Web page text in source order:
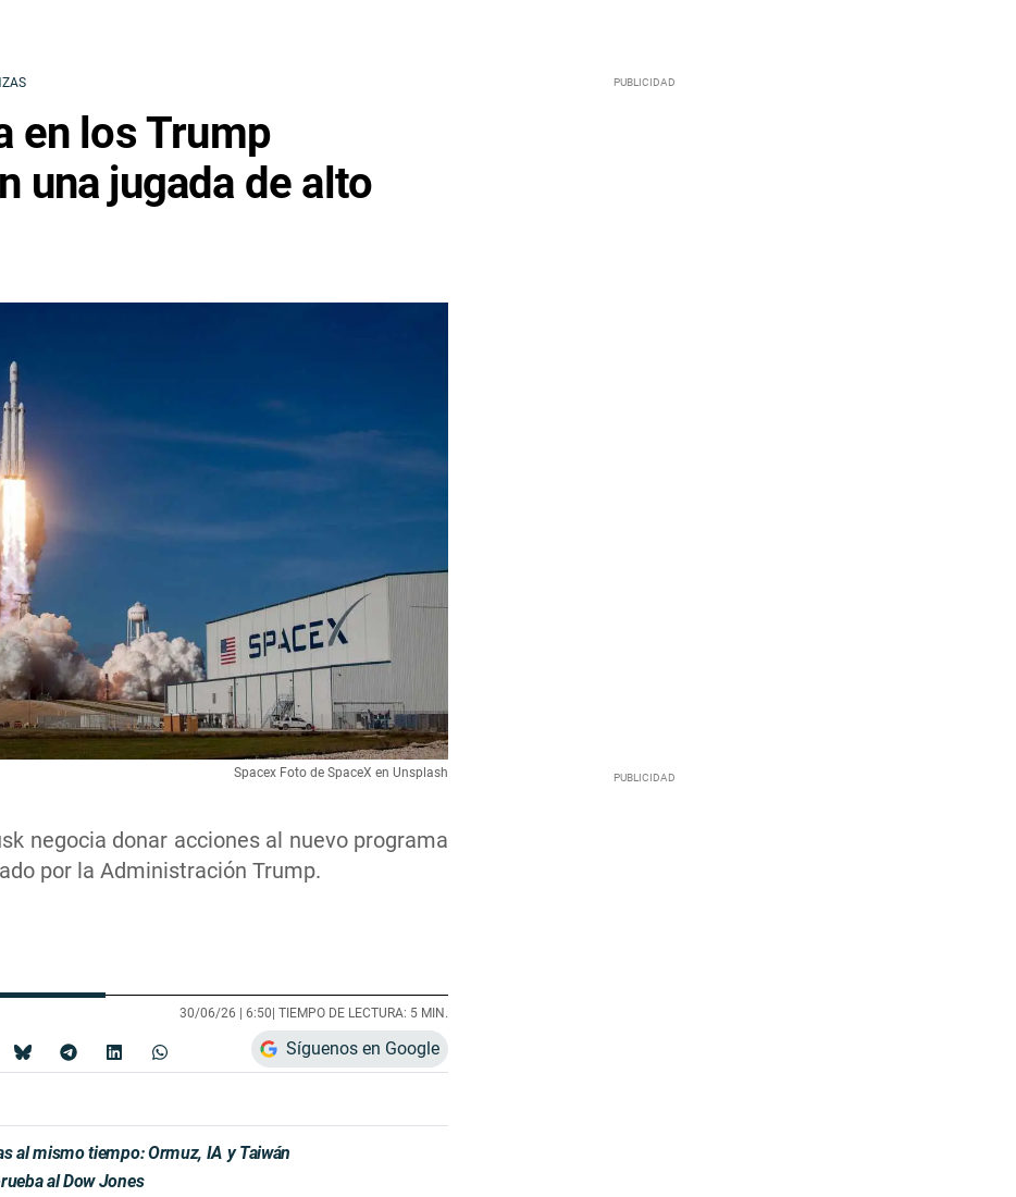
en los Trump
una jugada de alto
negocia donar acciones al nuevo programa
por la Administración Trump.
Spacex Foto de SpaceX en Unsplash
30/06/26 | 6:50 | TIEMPO DE LECTURA: 5 MIN.
Síguenos en Google
al mismo tiempo: Ormuz, IA y Taiwán
al Dow Jones